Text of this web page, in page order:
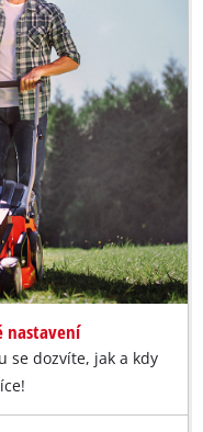
nastavení
se dozvíte, jak a kdy